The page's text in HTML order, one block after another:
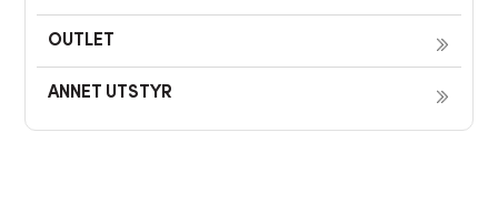
OUTLET
ANNET UTSTYR